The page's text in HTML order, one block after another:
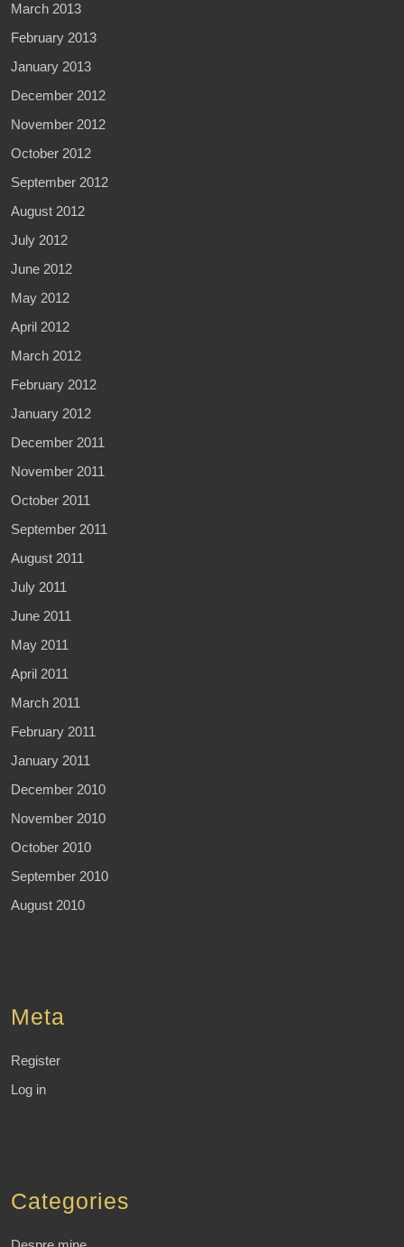
March 2013
February 2013
January 2013
December 2012
November 2012
October 2012
September 2012
August 2012
July 2012
June 2012
May 2012
April 2012
March 2012
February 2012
January 2012
December 2011
November 2011
October 2011
September 2011
August 2011
July 2011
June 2011
May 2011
April 2011
March 2011
February 2011
January 2011
December 2010
November 2010
October 2010
September 2010
August 2010
Meta
Register
Log in
Categories